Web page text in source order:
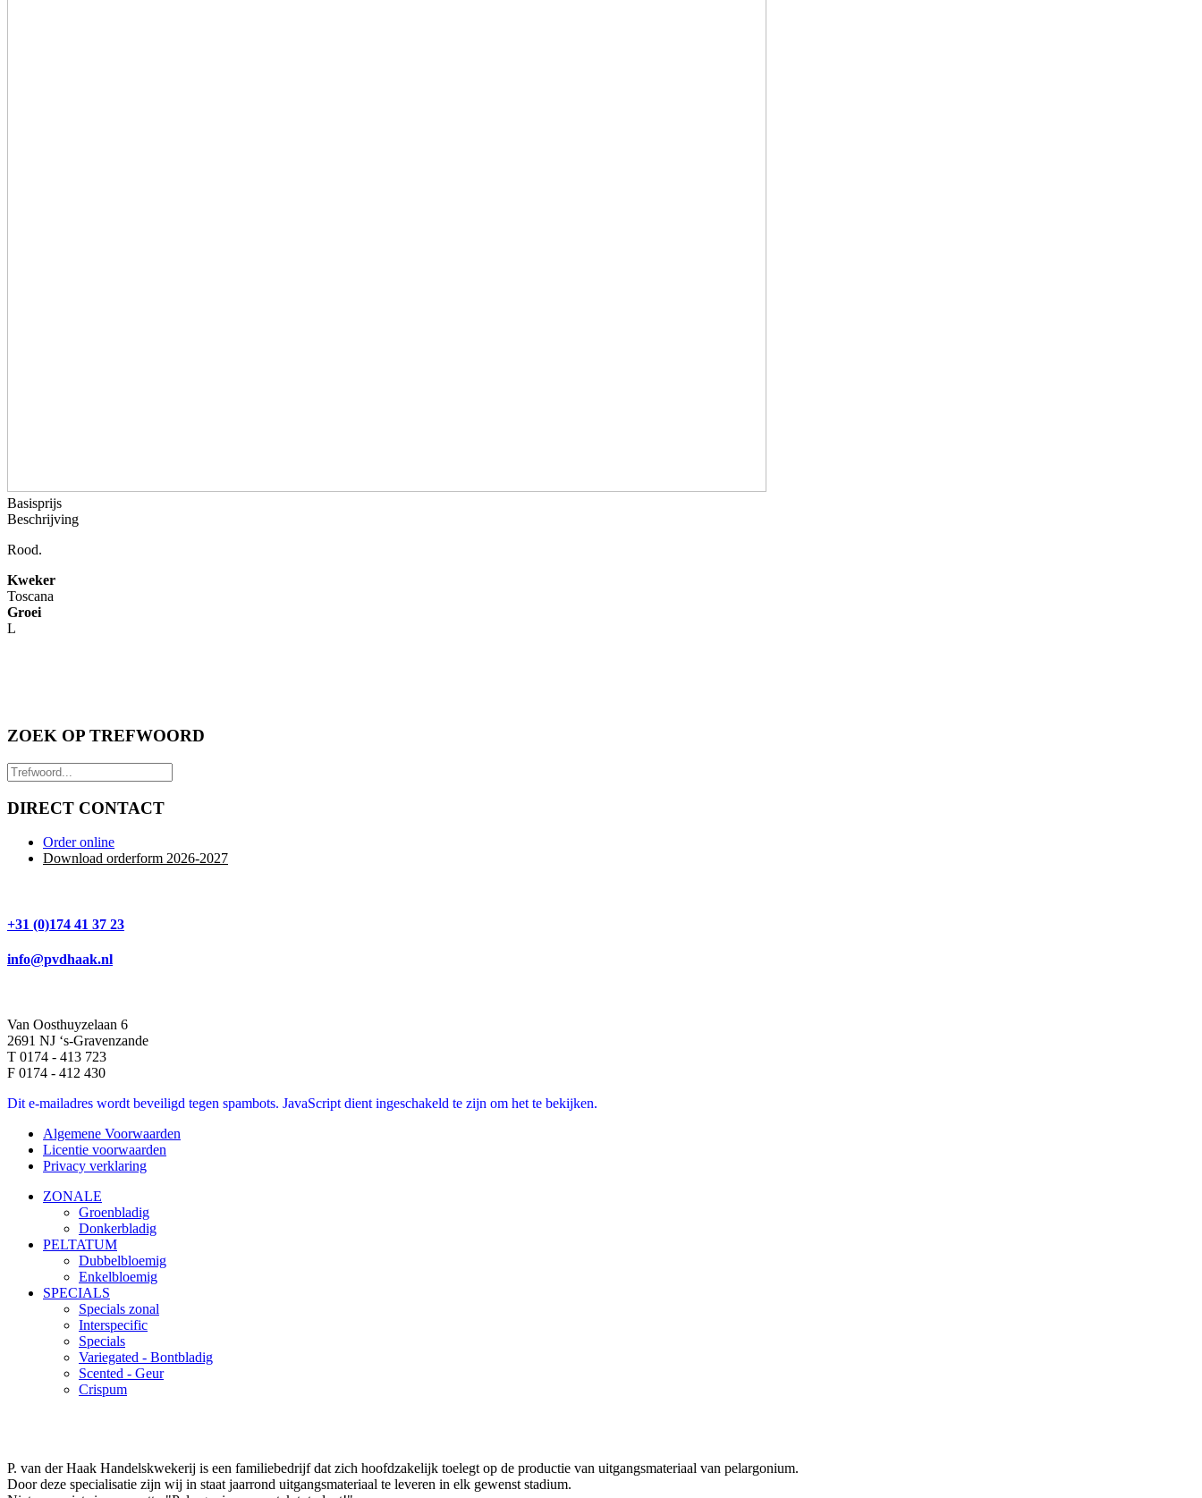
Basisprijs
Beschrijving
Rood.
Kweker
Toscana
Groei
L
ZOEK OP TREFWOORD
DIRECT CONTACT
Order online
Download orderform 2026-2027
+31 (0)174 41 37 23
info@pvdhaak.nl
Van Oosthuyzelaan 6
2691 NJ ‘s-Gravenzande
T 0174 - 413 723
F 0174 - 412 430
Dit e-mailadres wordt beveiligd tegen spambots. JavaScript dient ingeschakeld te zijn om het te bekijken.
Algemene Voorwaarden
Licentie voorwaarden
Privacy verklaring
ZONALE
Groenbladig
Donkerbladig
PELTATUM
Dubbelbloemig
Enkelbloemig
SPECIALS
Specials zonal
Interspecific
Specials
Variegated - Bontbladig
Scented - Geur
Crispum
P. van der Haak Handelskwekerij is een familiebedrijf dat zich hoofdzakelijk toelegt op de productie van uitgangsmateriaal van pelargonium.
Door deze specialisatie zijn wij in staat jaarrond uitgangsmateriaal te leveren in elk gewenst stadium.